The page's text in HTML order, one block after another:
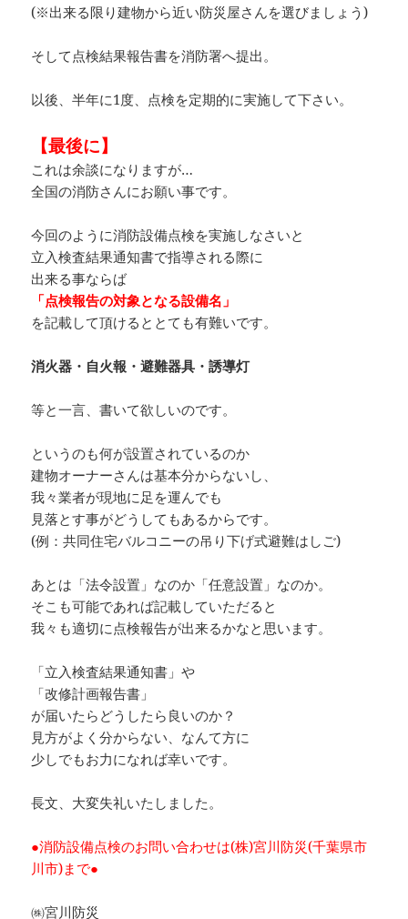
(※出来る限り建物から近い防災屋さんを選びましょう)
そして点検結果報告書を消防署へ提出。
以後、半年に1度、点検を定期的に実施して下さい。
【最後に】
これは余談になりますが…
全国の消防さんにお願い事です。
今回のように消防設備点検を実施しなさいと
立入検査結果通知書で指導される際に
出来る事ならば
「点検報告の対象となる設備名」
を記載して頂けるととても有難いです。
消火器・自火報・避難器具・誘導灯
等と一言、書いて欲しいのです。
というのも何が設置されているのか
建物オーナーさんは基本分からないし、
我々業者が現地に足を運んでも
見落とす事がどうしてもあるからです。
(例：共同住宅バルコニーの吊り下げ式避難はしご)
あとは「法令設置」なのか「任意設置」なのか。
そこも可能であれば記載していただると
我々も適切に点検報告が出来るかなと思います。
「立入検査結果通知書」や
「改修計画報告書」
が届いたらどうしたら良いのか？
見方がよく分からない、なんて方に
少しでもお力になれば幸いです。
長文、大変失礼いたしました。
●消防設備点検のお問い合わせは(株)宮川防災(千葉県市
川市)まで●
㈱宮川防災